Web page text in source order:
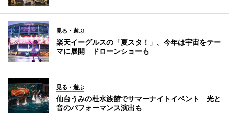
見る・遊ぶ
楽天イーグルスの「夏スタ！」、今年は宇宙をテー
マに展開 ドローンショーも
見る・遊ぶ
仙台うみの杜水族館でサマーナイトイベント 光と
音のパフォーマンス演出も